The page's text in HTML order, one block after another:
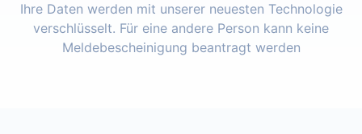
Ihre Daten werden mit unserer neuesten Technologie
verschlüsselt. Für eine andere Person kann keine
Meldebescheinigung beantragt werden